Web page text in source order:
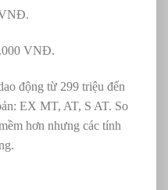
VNĐ.
động từ 299 triệu đến
EX MT, AT, S AT. So
hơn nhưng các tính